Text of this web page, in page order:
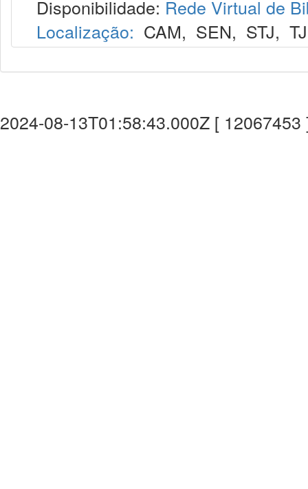
Disponibilidade: Rede Virtual de
Localização: CAM, SEN, STJ,
2024-08-13T01:58:43.000Z [ 12067453